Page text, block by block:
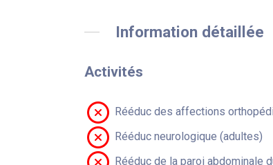
Information détaillée
Activités
Rééduc des affections
Rééduc neurologique (adultes)
Rééduc de la paroi abdominale